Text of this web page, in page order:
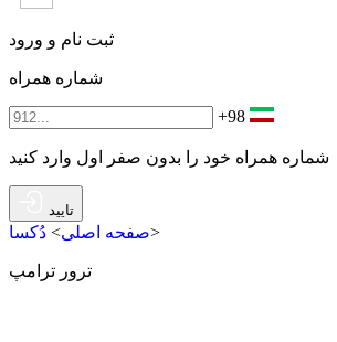
ثبت نام و ورود
شماره همراه
+98
شماره همراه خود را بدون صفر اول وارد کنید
تایید
صفحه اصلی> دُکسا >
ترور ترامپ